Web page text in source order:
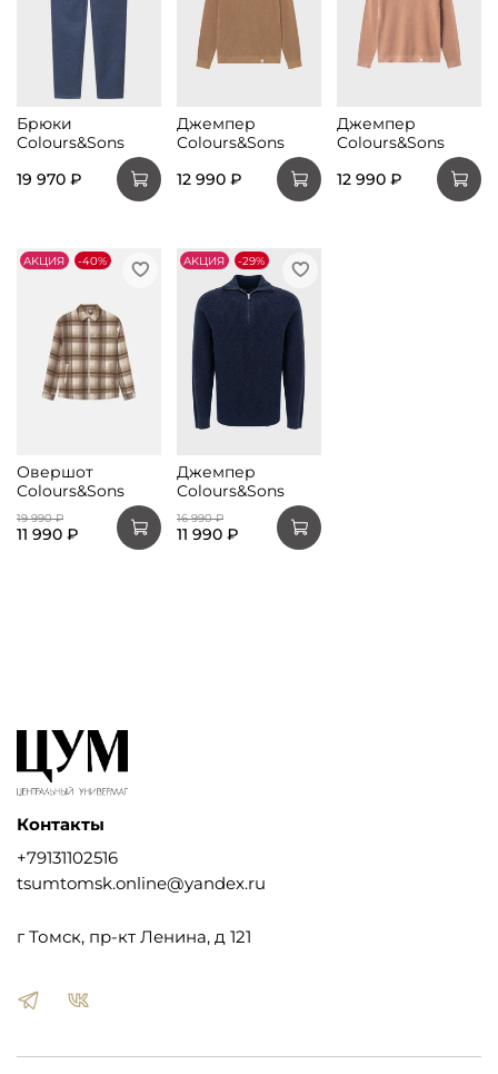
Брюки
Colours&Sons
19 970 ₽
Джемпер
Colours&Sons
12 990 ₽
Джемпер
Colours&Sons
12 990 ₽
АKЦИЯ -40%
Овершот
Colours&Sons
19 990 ₽
11 990 ₽
АKЦИЯ -29%
Джемпер
Colours&Sons
16 990 ₽
11 990 ₽
Контакты
+79131102516
tsumtomsk.online@yandex.ru
г Томск, пр-кт Ленина, д 121